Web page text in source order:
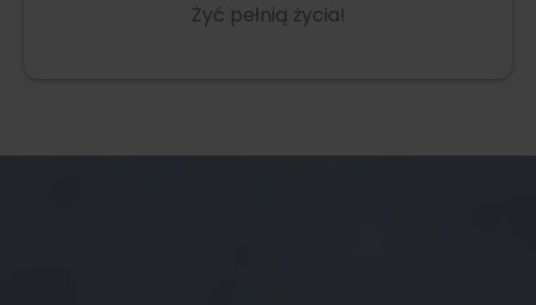
Żyć pełnią życia!